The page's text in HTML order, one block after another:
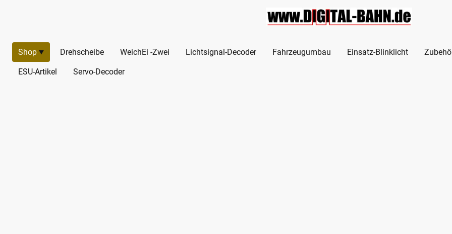
Shop Drehscheibe WeichEi -Zwei Lichtsignal-Decoder Fahrzeugumbau Einsatz-Blinklicht
ESU-Artikel Servo-Decoder